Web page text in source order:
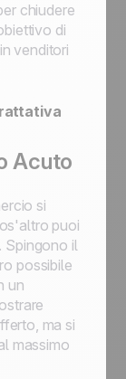
chiudere
di
venditori
Acuto
si
puoi
Spingono il
possibile
un
ma si
massimo